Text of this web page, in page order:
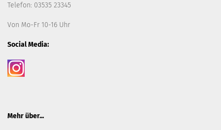
Telefon: 03535 23345
Von Mo-Fr 10-16 Uhr
Social Media:
Mehr über...